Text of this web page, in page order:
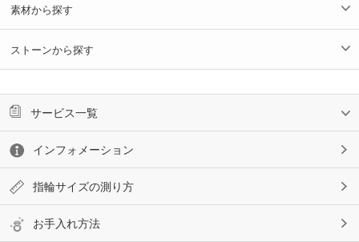
素材から探す
ストーンから探す
サービス一覧
インフォメーション
指輪サイズの測り方
お手入れ方法